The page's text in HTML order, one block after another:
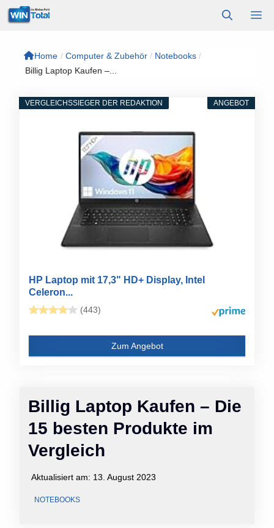
Zum
Inhalt
Home / Computer & Zubehör / Notebooks /
Billig Laptop Kaufen –...
Billig Laptop Kaufen – Die
15 besten Produkte im
Vergleich
Aktualisiert am: 13. August 2023
NOTEBOOKS
ANGEBOT
VERGLEICHSSIEGER DER REDAKTION
HP Laptop mit 17,3" HD+ Display, Intel
Celeron...
(443)
Zum Angebot